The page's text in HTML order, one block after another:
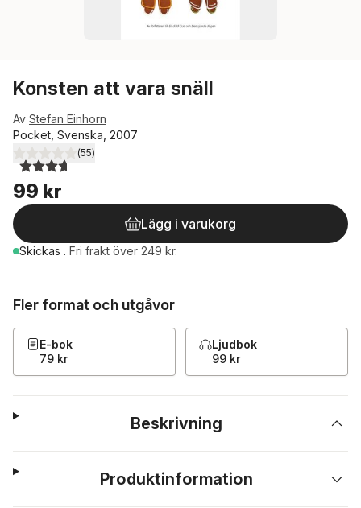
Konsten att vara snäll
Av Stefan Einhorn
Pocket, Svenska, 2007
3,7utav 5 stjärnor. Totalt antal röster:
(55)
99 kr
Lägg i varukorg
Skickas . Fri frakt över 249 kr.
Fler format och utgåvor
E-bok
79 kr
Ljudbok
99 kr
Beskrivning
Produktinformation